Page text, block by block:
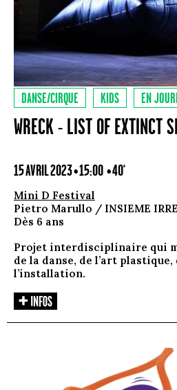
DANSE/CIRQUE KIDS EN
WRECK - LIST OF EXTINCT
15 AVRIL 2023 • 15:00 • 40'
Mini D Festival
Pietro Marullo / INSIEME
Dès 6 ans
Projet interdisciplinaire qui
de la danse, de l’art plastique,
l’installation.